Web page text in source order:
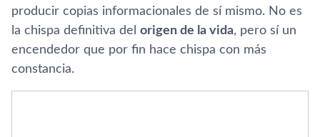
producir copias informacionales de sí mismo. No es
la chispa definitiva del origen de la vida, pero sí un
encendedor que por fin hace chispa con más
constancia.